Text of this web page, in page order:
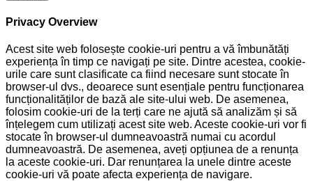
Privacy Overview
Acest site web folosește cookie-uri pentru a vă îmbunătăți
experiența în timp ce navigați pe site. Dintre acestea, cookie-
urile care sunt clasificate ca fiind necesare sunt stocate în
browser-ul dvs., deoarece sunt esențiale pentru funcționarea
funcționalităților de bază ale site-ului web. De asemenea,
folosim cookie-uri de la terți care ne ajută să analizăm și să
înțelegem cum utilizați acest site web. Aceste cookie-uri vor fi
stocate în browser-ul dumneavoastră numai cu acordul
dumneavoastră. De asemenea, aveți opțiunea de a renunța
la aceste cookie-uri. Dar renunțarea la unele dintre aceste
cookie-uri vă poate afecta experiența de navigare.